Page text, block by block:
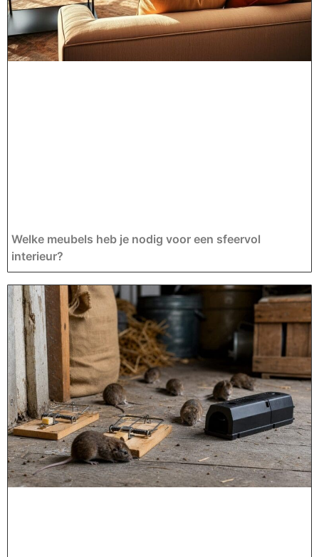
Welke meubels heb je nodig voor een sfeervol
interieur?